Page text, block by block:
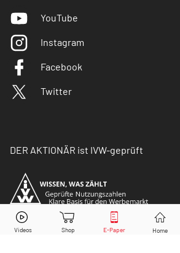
Evotec Aktie jetzt handeln?
YouTube
Instagram
Facebook
Twitter
DER AKTIONÄR ist IVW-geprüft